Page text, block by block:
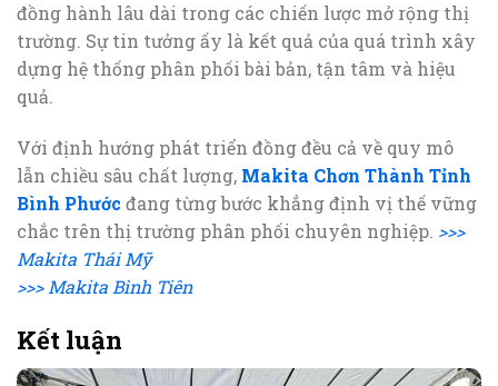
đồng hành lâu dài trong các chiến lược mở rộng thị
trường. Sự tin tưởng ấy là kết quả của quá trình xây
dựng hệ thống phân phối bài bản, tận tâm và hiệu
quả.
Với định hướng phát triển đồng đều cả về quy mô
lẫn chiều sâu chất lượng, Makita Chơn Thành Tỉnh
Bình Phước đang từng bước khẳng định vị thế vững
chắc trên thị trường phân phối chuyên nghiệp. >>>
Makita Thái Mỹ
>>> Makita Bình Tiên
Kết luận